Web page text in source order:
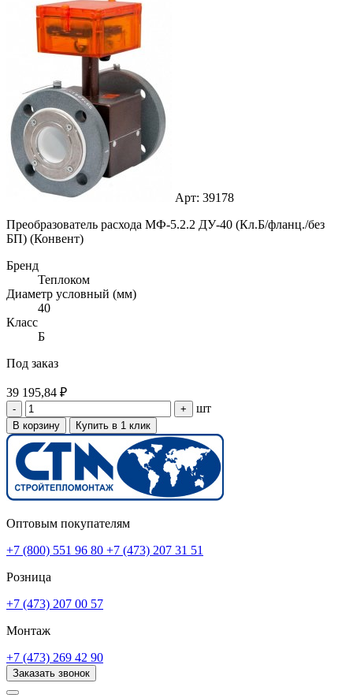
Арт: 39178
Преобразователь расхода МФ-5.2.2 ДУ-40 (Кл.Б/фланц./без
БП) (Конвент)
Бренд
Теплоком
Диаметр условный (мм)
40
Класс
Б
Под заказ
39 195,84 ₽
- + шт
В корзину Купить в 1 клик
Оптовым покупателям
+7 (800) 551 96 80 +7 (473) 207 31 51
Розница
+7 (473) 207 00 57
Монтаж
+7 (473) 269 42 90
Заказать звонок